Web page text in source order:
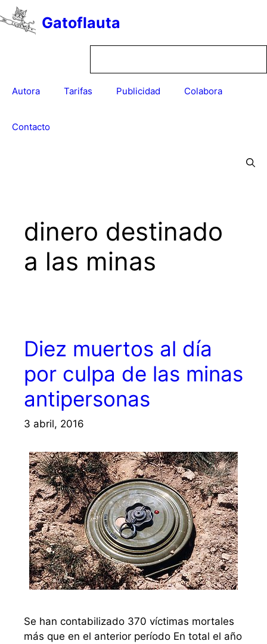
Saltar
al
contenido
Gatoflauta
Autora Tarifas Publicidad Colabora
Contacto
dinero destinado
a las minas
Diez muertos al día
por culpa de las minas
antipersonas
3 abril, 2016
Se han contabilizado 370 víctimas mortales
más que en el anterior período En total el año